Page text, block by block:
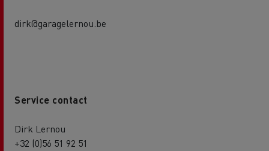
dirk@garagelernou.be
Service contact
Dirk Lernou
+32 (0)56 51 92 51